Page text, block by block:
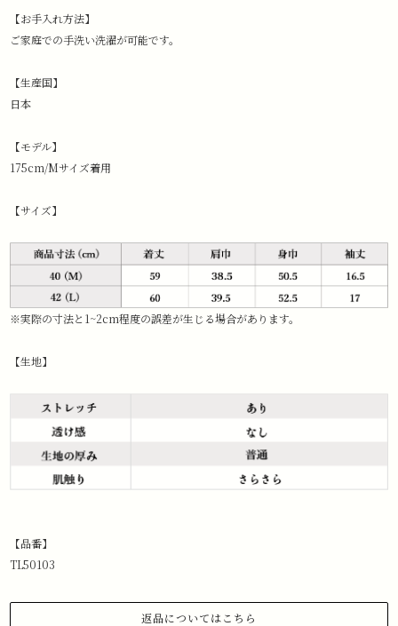
【お手入れ方法】
ご家庭での手洗い洗濯が可能です。
【生産国】
日本
【モデル】
175cm/Mサイズ着用
【サイズ】
※実際の寸法と1~2cm程度の誤差が生じる場合があります。
【生地】
【品番】
TL50103
返品についてはこちら